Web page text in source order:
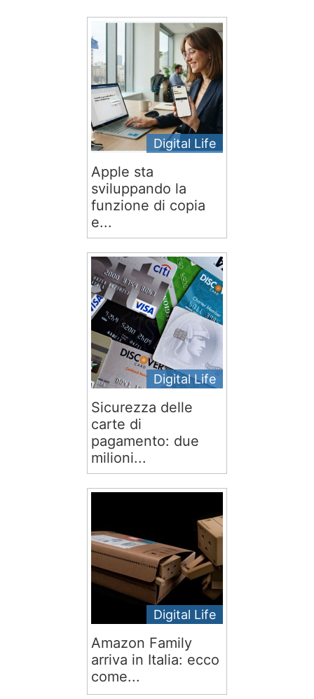
Digital Life
Apple sta
sviluppando la
funzione di copia
e...
Digital Life
Sicurezza delle
carte di
pagamento: due
milioni...
Digital Life
Amazon Family
arriva in Italia: ecco
come...